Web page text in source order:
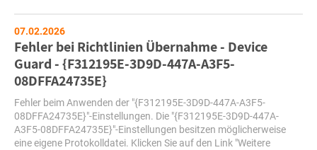
07.02.2026
Fehler bei Richtlinien Übernahme - Device
Guard - {F312195E-3D9D-447A-A3F5-
08DFFA24735E}
Fehler beim Anwenden der "{F312195E-3D9D-447A-A3F5-
08DFFA24735E}"-Einstellungen. Die "{F312195E-3D9D-447A-
A3F5-08DFFA24735E}"-Einstellungen besitzen möglicherweise
eine eigene Protokolldatei. Klicken Sie auf den Link "Weitere